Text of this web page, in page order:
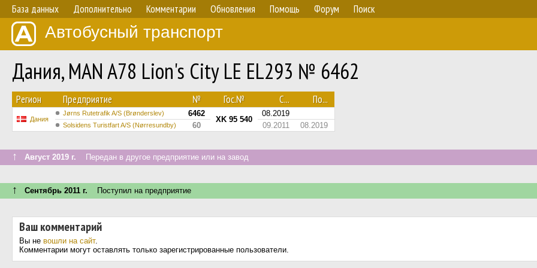
База данных Дополнительно Комментарии Обновления Помощь Форум Поиск
Автобусный транспорт
Дания, MAN A78 Lion's City LE EL293 № 6462
Регион Предприятие № Гос.№ С... По...
Дания
Jørns Rutetrafik A/S (Brønderslev) 6462
XK 95 540
08.2019
Solsidens Turistfart A/S (Nørresundby) 60 09.2011 08.2019
↑ Август 2019 г. Передан в другое предприятие или на завод
↑ Сентябрь 2011 г. Поступил на предприятие
Ваш комментарий
Вы не вошли на сайт.
Комментарии могут оставлять только зарегистрированные пользователи.